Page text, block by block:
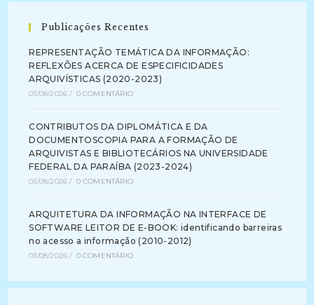
Publicações Recentes
REPRESENTAÇÃO TEMÁTICA DA INFORMAÇÃO:
REFLEXÕES ACERCA DE ESPECIFICIDADES
ARQUIVÍSTICAS (2020-2023)
03/08/2026 / 0 COMENTÁRIO
CONTRIBUTOS DA DIPLOMÁTICA E DA
DOCUMENTOSCOPIA PARA A FORMAÇÃO DE
ARQUIVISTAS E BIBLIOTECÁRIOS NA UNIVERSIDADE
FEDERAL DA PARAÍBA (2023-2024)
03/08/2026 / 0 COMENTÁRIO
ARQUITETURA DA INFORMAÇÃO NA INTERFACE DE
SOFTWARE LEITOR DE E-BOOK: identificando barreiras
no acesso a informação (2010-2012)
03/08/2026 / 0 COMENTÁRIO